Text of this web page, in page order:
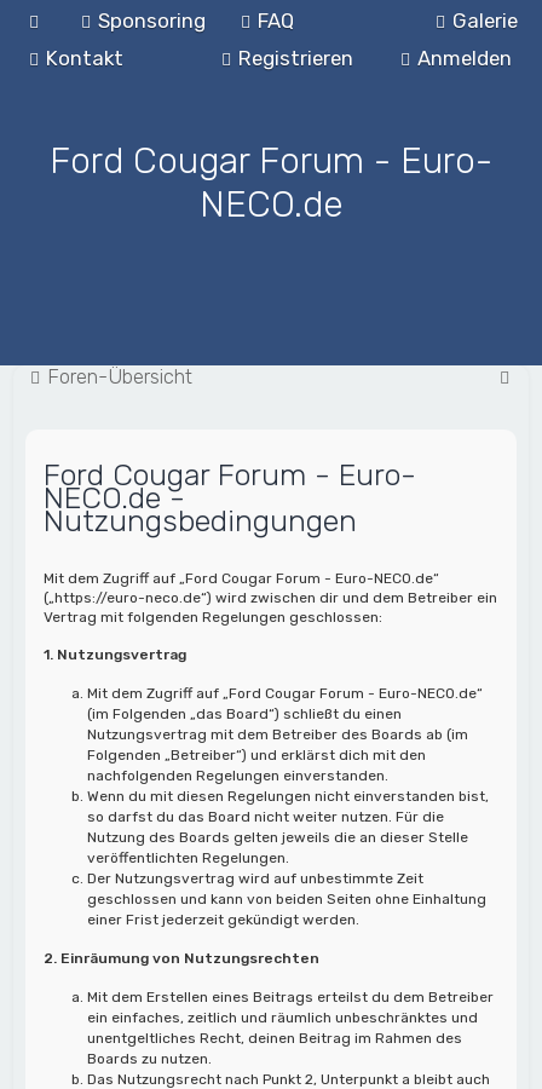
Galerie
Sponsoring
FAQ
Kontakt
Anmelden
Registrieren
Ford Cougar Forum - Euro-
NECO.de
Foren-Übersicht
Ford Cougar Forum - Euro-
NECO.de -
Nutzungsbedingungen
Mit dem Zugriff auf „Ford Cougar Forum - Euro-NECO.de“
(„https://euro-neco.de“) wird zwischen dir und dem Betreiber ein
Vertrag mit folgenden Regelungen geschlossen:
1. Nutzungsvertrag
Mit dem Zugriff auf „Ford Cougar Forum - Euro-NECO.de“
(im Folgenden „das Board“) schließt du einen
Nutzungsvertrag mit dem Betreiber des Boards ab (im
Folgenden „Betreiber“) und erklärst dich mit den
nachfolgenden Regelungen einverstanden.
Wenn du mit diesen Regelungen nicht einverstanden bist,
so darfst du das Board nicht weiter nutzen. Für die
Nutzung des Boards gelten jeweils die an dieser Stelle
veröffentlichten Regelungen.
Der Nutzungsvertrag wird auf unbestimmte Zeit
geschlossen und kann von beiden Seiten ohne Einhaltung
einer Frist jederzeit gekündigt werden.
2. Einräumung von Nutzungsrechten
Mit dem Erstellen eines Beitrags erteilst du dem Betreiber
ein einfaches, zeitlich und räumlich unbeschränktes und
unentgeltliches Recht, deinen Beitrag im Rahmen des
Boards zu nutzen.
Das Nutzungsrecht nach Punkt 2, Unterpunkt a bleibt auch